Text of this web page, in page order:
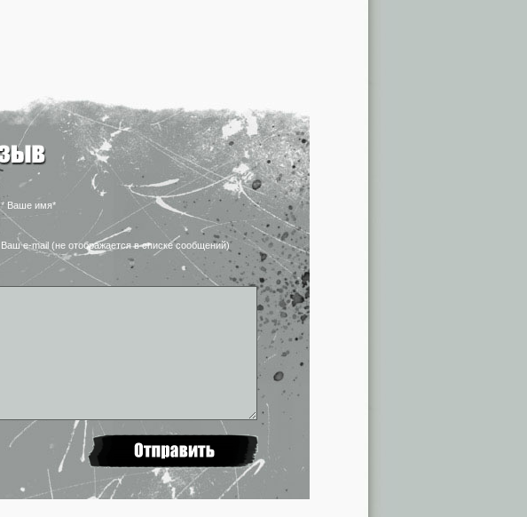
* Ваше имя*
Ваш e-mail (не отображается в списке сообщений)